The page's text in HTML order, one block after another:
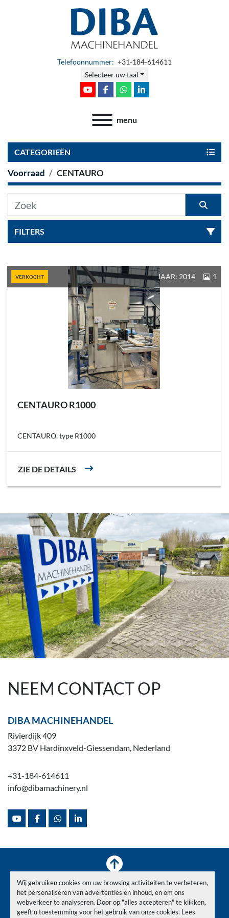
Wij gebruiken cookies om uw browsing activiteiten te verbeteren,
het personaliseren van advertenties en inhoud, en om ons
webverkeer te analyseren. Door op "alles accepteren" te klikken,
geeft u toestemming voor het gebruik van onze cookies. Lees
Telefoonnummer: +31-184-614611
Selecteer uw taal
youtubefacebookwhatsapplinkedin
menu
CATEGORIEËN
Voorraad CENTAURO
FILTERS
VERKOCHT JAAR: 2014 1
CENTAURO R1000
CENTAURO, type R1000
ZIE DE DETAILS
NEEM CONTACT OP
DIBA MACHINEHANDEL
Rivierdijk 409
3372 BV Hardinxveld-Giessendam, Nederland
+31-184-614611
info@dibamachinery.nl
youtubefacebookwhatsapplinkedin
Voorraad Verkocht Nieuws Over ons
Contact
Privacy Policy